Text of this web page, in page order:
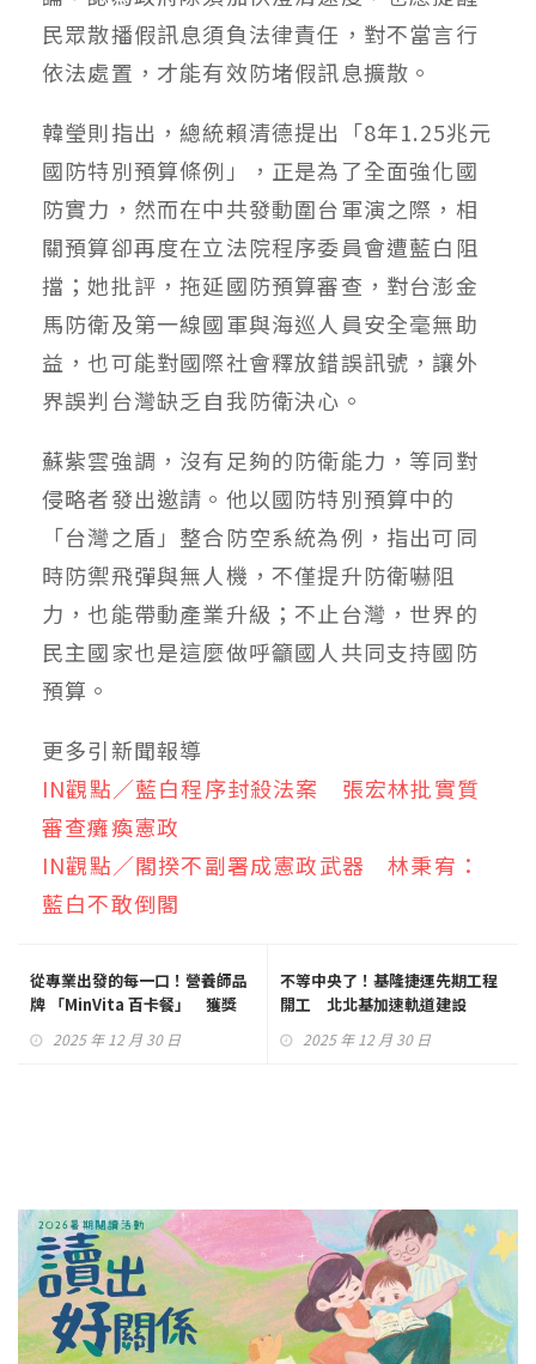
民眾散播假訊息須負法律責任，對不當言行
依法處置，才能有效防堵假訊息擴散。
韓瑩則指出，總統賴清德提出「8年1.25兆元
國防特別預算條例」，正是為了全面強化國
防實力，然而在中共發動圍台軍演之際，相
關預算卻再度在立法院程序委員會遭藍白阻
擋；她批評，拖延國防預算審查，對台澎金
馬防衛及第一線國軍與海巡人員安全毫無助
益，也可能對國際社會釋放錯誤訊號，讓外
界誤判台灣缺乏自我防衛決心。
蘇紫雲強調，沒有足夠的防衛能力，等同對
侵略者發出邀請。他以國防特別預算中的
「台灣之盾」整合防空系統為例，指出可同
時防禦飛彈與無人機，不僅提升防衛嚇阻
力，也能帶動產業升級；不止台灣，世界的
民主國家也是這麼做呼籲國人共同支持國防
預算。
更多引新聞報導
IN觀點／藍白程序封殺法案 張宏林批實質
審查癱瘓憲政
IN觀點／閣揆不副署成憲政武器 林秉宥：
藍白不敢倒閣
從專業出發的每一口！營養師品
牌 「MinVita 百卡餐」 獲獎
2025 年 12 月 30 日
不等中央了！基隆捷運先期工程
開工 北北基加速軌道建設
2025 年 12 月 30 日